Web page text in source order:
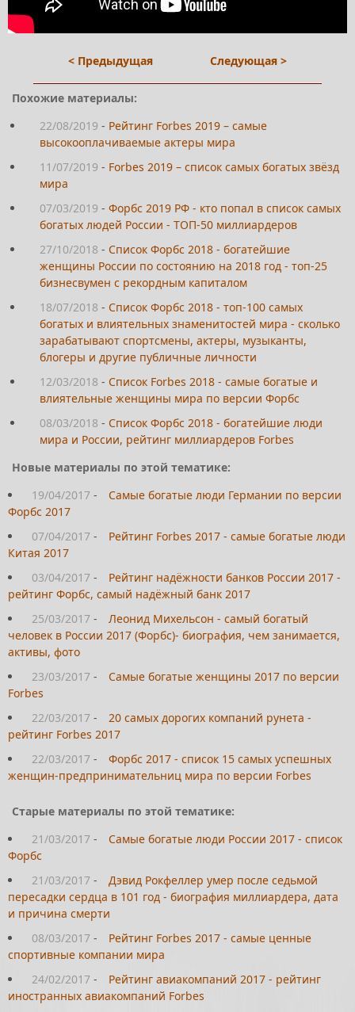
< Предыдущая Следующая >
Похожие материалы:
22/08/2019 - Рейтинг Forbes 2019 – самые
высокооплачиваемые актеры мира
11/07/2019 - Forbes 2019 – список самых богатых звёзд
мира
07/03/2019 - Форбс 2019 РФ - кто попал в список самых
богатых людей России - ТОП-50 миллиардеров
27/10/2018 - Список Форбс 2018 - богатейшие
женщины России по состоянию на 2018 год - топ-25
бизнесвумен с рекордным капиталом
18/07/2018 - Список Форбс 2018 - топ-100 самых
богатых и влиятельных знаменитостей мира - сколько
зарабатывают спортсмены, актеры, музыканты,
блогеры и другие публичные личности
12/03/2018 - Список Forbes 2018 - самые богатые и
влиятельные женщины мира по версии Форбс
08/03/2018 - Список Форбс 2018 - богатейшие люди
мира и России, рейтинг миллиардеров Forbes
Новые материалы по этой тематике:
19/04/2017 -
Самые богатые люди Германии по версии
Форбс 2017
07/04/2017 -
Рейтинг Forbes 2017 - самые богатые люди
Китая 2017
03/04/2017 -
Рейтинг надёжности банков России 2017 -
рейтинг Форбс, самый надёжный банк 2017
25/03/2017 -
Леонид Михельсон - самый богатый
человек в России 2017 (Форбс)- биография, чем занимается,
активы, фото
23/03/2017 -
Самые богатые женщины 2017 по версии
Forbes
22/03/2017 -
20 самых дорогих компаний рунета -
рейтинг Forbes 2017
22/03/2017 -
Форбс 2017 - список 15 самых успешных
женщин-предпринимательниц мира по версии Forbes
Старые материалы по этой тематике:
21/03/2017 -
Самые богатые люди России 2017 - список
Форбс
21/03/2017 -
Дэвид Рокфеллер умер после седьмой
пересадки сердца в 101 год - биография миллиардера, дата
и причина смерти
08/03/2017 -
Рейтинг Forbes 2017 - самые ценные
спортивные компании мира
24/02/2017 -
Рейтинг авиакомпаний 2017 - рейтинг
иностранных авиакомпаний Forbes